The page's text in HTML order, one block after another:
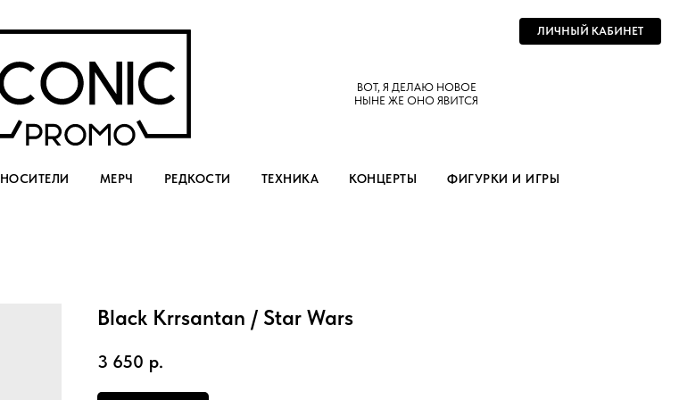
ВОТ, Я ДЕЛАЮ НОВОЕ
НЫНЕ ЖЕ ОНО ЯВИТСЯ
НОСИТЕЛИ МЕРЧ РЕДКОСТИ ТЕХНИКА КОНЦЕРТЫ ФИГУРКИ И ИГРЫ
ЛИЧНЫЙ КАБИНЕТ
Black Krrsantan / Star Wars
3 650 р.